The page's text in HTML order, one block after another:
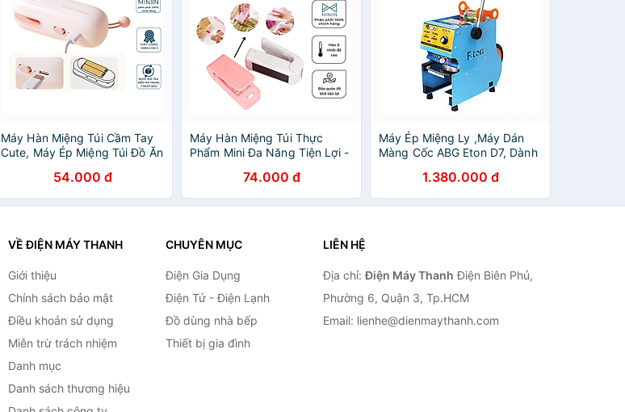
Máy Hàn Miệng Túi Cầm Tay
Cute, Máy Ép Miệng Túi Đồ Ăn
Châm Kèm Đầu Cắt Tiện Dụng
- Hàng Chính Hãng MINIIN
54.000 đ
Máy Hàn Miệng Túi Thực
Phẩm Mini Đa Năng Tiện Lợi -
74.000 đ
Máy Ép Miệng Ly ,Máy Dán
Màng Cốc ABG Eton D7, Dành
Và Nhỏ Hơn - Hàng Chính
Hãng
1.380.000 đ
VỀ ĐIỆN MÁY THANH
Giới thiệu
Chính sách bảo mật
Điều khoản sử dụng
Miễn trừ trách nhiệm
Danh mục
Danh sách thương hiệu
CHUYÊN MỤC
Điện Gia Dụng
Điện Tử - Điện Lạnh
Đồ dùng nhà bếp
Thiết bị gia đình
LIÊN HỆ
Địa chỉ:Điện Máy Thanh Điện Biên Phủ,
Phường 6, Quận 3, Tp.HCM
Email: lienhe@dienmaythanh.com